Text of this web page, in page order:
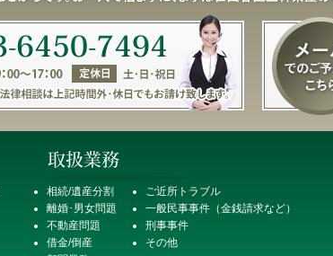
相続/遺産分割
離婚･男女問題
不動産問題
借金/倒産
ご近所トラブル
一般民事事件（金銭請求など）
刑事事件
その他